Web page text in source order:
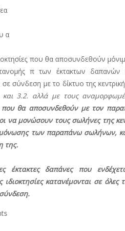
α
που θα αποσυνδεθούν
π των έκτακτων δαπανών
σύνδεση με το δίκτυο της
και 3.2. αλλά με τους
που θα αποσυνδεθούν με τον
να μονώσουν τους σωλήνες της
των παραπάνω σωλήνων,
της.
έκτακτες δαπάνες που
ιδιοκτησίες κατανέμονται σε